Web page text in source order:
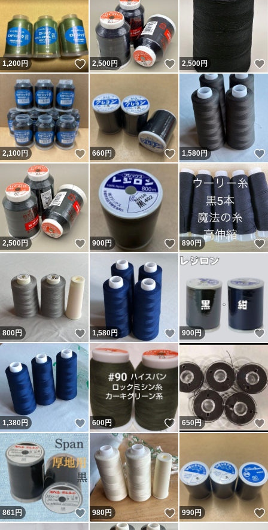
1,200円 いいね！
2,500円 いいね！
2,500円
2,100円 いいね！
660円 いいね！
1,580円
2,500円 いいね！
900円 いいね！
890円
800円 いいね！
1,580円 いいね！
900円
1,380円 いいね！
600円 いいね！
650円
861円 いいね！
980円 いいね！
990円